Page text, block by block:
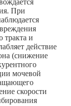
При
тракта и
действие
(снижение
мочевой
скорости